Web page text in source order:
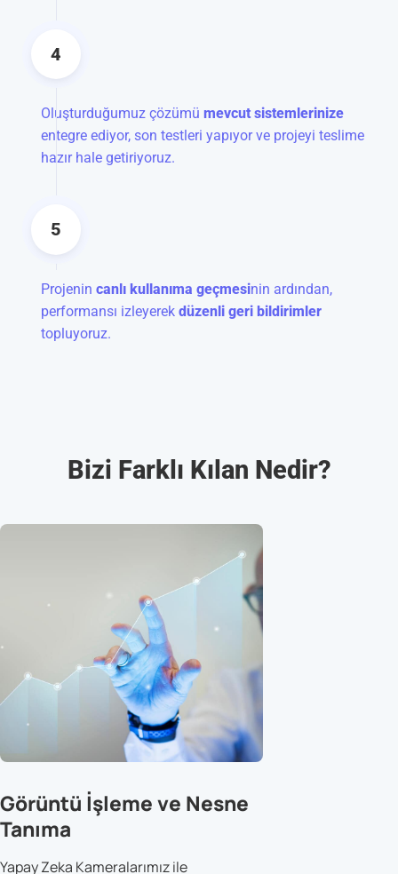
4
Oluşturduğumuz çözümü mevcut sistemlerinize
entegre ediyor, son testleri yapıyor ve projeyi teslime
hazır hale getiriyoruz.
5
Projenin canlı kullanıma geçmesinin ardından,
performansı izleyerek düzenli geri bildirimler
topluyoruz.
Bizi Farklı Kılan Nedir?
Görüntü İşleme ve Nesne
Tanıma
Yapay Zeka Kameralarımız ile